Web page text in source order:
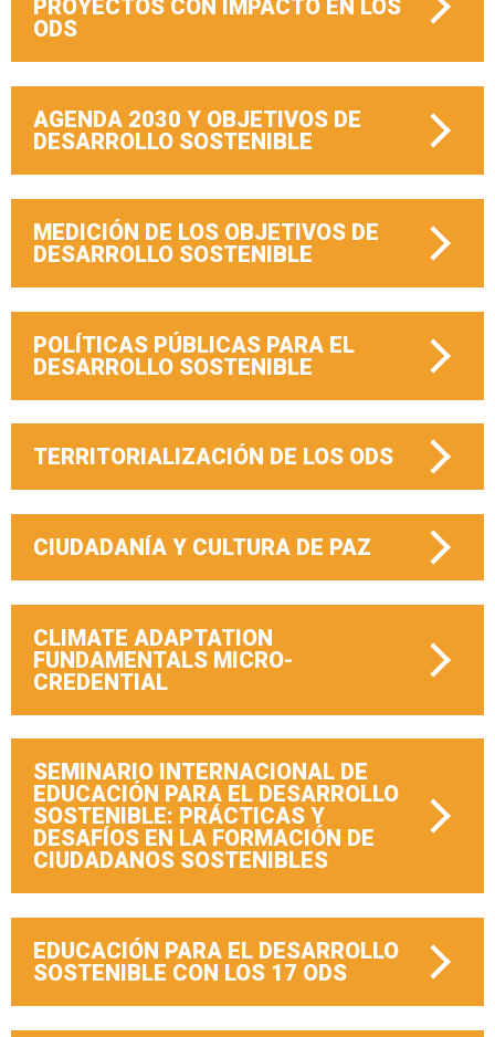
PROYECTOS CON IMPACTO EN LOS
ODS
AGENDA 2030 Y OBJETIVOS DE
DESARROLLO SOSTENIBLE
MEDICIÓN DE LOS OBJETIVOS DE
DESARROLLO SOSTENIBLE
POLÍTICAS PÚBLICAS PARA EL
DESARROLLO SOSTENIBLE
TERRITORIALIZACIÓN DE LOS ODS
CIUDADANÍA Y CULTURA DE PAZ
CLIMATE ADAPTATION
FUNDAMENTALS MICRO-
CREDENTIAL
SEMINARIO INTERNACIONAL DE
EDUCACIÓN PARA EL DESARROLLO
SOSTENIBLE: PRÁCTICAS Y
DESAFÍOS EN LA FORMACIÓN DE
CIUDADANOS SOSTENIBLES
EDUCACIÓN PARA EL DESARROLLO
SOSTENIBLE CON LOS 17 ODS